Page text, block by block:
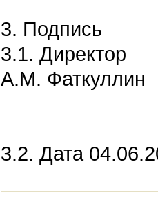
3. Подпись
3.1. Директор
А.М. Фаткуллин
3.2. Дата